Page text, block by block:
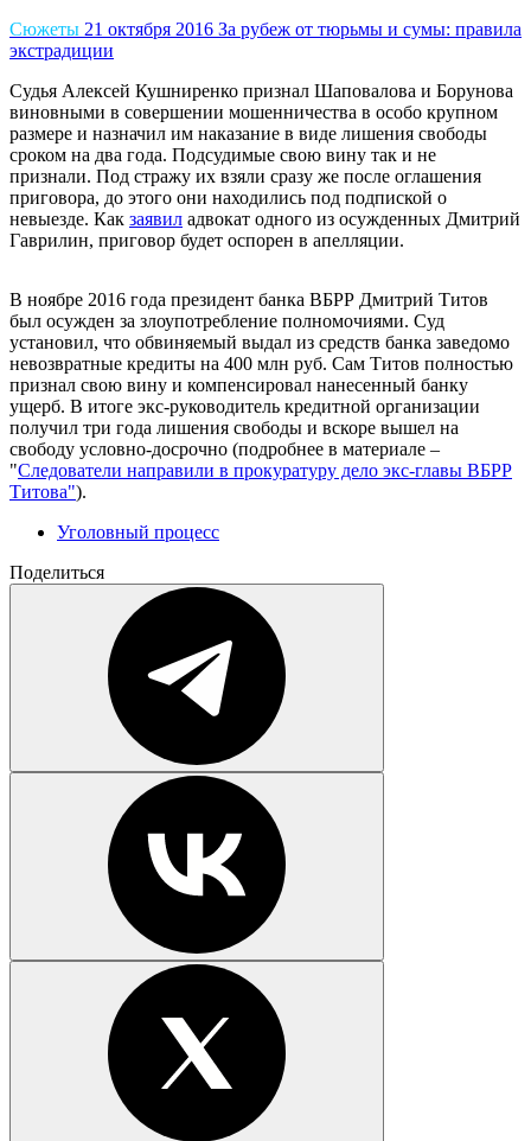
Сюжеты 21 октября 2016 За рубеж от тюрьмы и сумы: правила
экстрадиции
Судья Алексей Кушниренко признал Шаповалова и Борунова
виновными в совершении мошенничества в особо крупном
размере и назначил им наказание в виде лишения свободы
сроком на два года. Подсудимые свою вину так и не
признали. Под стражу их взяли сразу же после оглашения
приговора, до этого они находились под подпиской о
невыезде. Как заявил адвокат одного из осужденных Дмитрий
Гаврилин, приговор будет оспорен в апелляции.
В ноябре 2016 года президент банка ВБРР Дмитрий Титов
был осужден за злоупотребление полномочиями. Суд
установил, что обвиняемый выдал из средств банка заведомо
невозвратные кредиты на 400 млн руб. Сам Титов полностью
признал свою вину и компенсировал нанесенный банку
ущерб. В итоге экс-руководитель кредитной организации
получил три года лишения свободы и вскоре вышел на
свободу условно-досрочно (подробнее в материале –
"Следователи направили в прокуратуру дело экс-главы ВБРР
Титова").
Уголовный процесс
Поделиться